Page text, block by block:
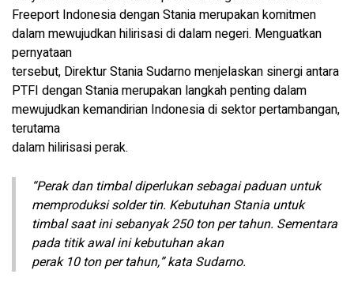
Freeport Indonesia dengan Stania merupakan komitmen
dalam mewujudkan hilirisasi di dalam negeri. Menguatkan
pernyataan
tersebut, Direktur Stania Sudarno menjelaskan sinergi antara
PTFI dengan Stania merupakan langkah penting dalam
mewujudkan kemandirian Indonesia di sektor pertambangan,
terutama
dalam hilirisasi perak.
“Perak dan timbal diperlukan sebagai paduan untuk
memproduksi solder tin. Kebutuhan Stania untuk
timbal saat ini sebanyak 250 ton per tahun. Sementara
pada titik awal ini kebutuhan akan
perak 10 ton per tahun,” kata Sudarno.